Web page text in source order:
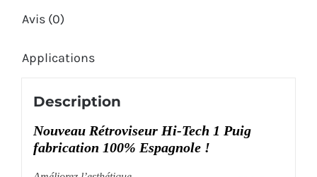
Avis (0)
Applications
Description
Nouveau Rétroviseur Hi-Tech 1 Puig
fabrication 100% Espagnole !
Améliorez l’esthétique